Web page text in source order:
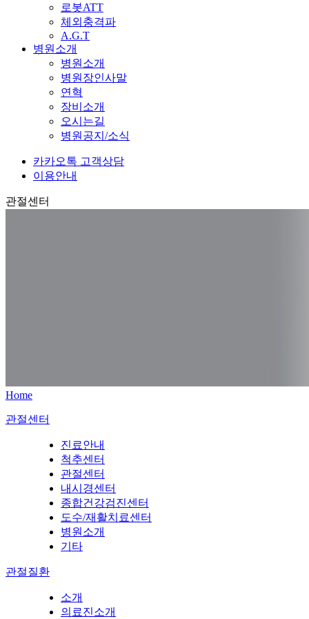
로봇ATT
체외충격파
A.G.T
병원소개
병원소개
병원장인사말
연혁
장비소개
오시는길
병원공지/소식
카카오톡 고객상담
이용안내
관절센터
Home
관절센터
진료안내
척추센터
관절센터
내시경센터
종합건강검진센터
도수/재활치료센터
병원소개
기타
관절질환
소개
의료진소개